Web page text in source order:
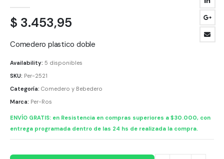
$ 3.453,95
Comedero plastico doble
Availability: 5 disponibles
SKU: Per-2521
Categoría: Comedero y Bebedero
Marca: Per-Ros
ENVÍO GRATIS: en Resistencia en compras superiores a $30.000, con
entrega programada dentro de las 24 hs de realizada la compra.